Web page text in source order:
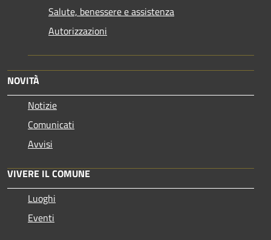
Salute, benessere e assistenza
Autorizzazioni
NOVITÀ
Notizie
Comunicati
Avvisi
VIVERE IL COMUNE
Luoghi
Eventi